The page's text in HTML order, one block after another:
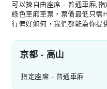
可以揀自由座席 - 普通車廂,
綠色車廂車票，票價最低只需
行偏好如何，我們都能為你提
京都 - 高山
指定座席 - 普通車廂